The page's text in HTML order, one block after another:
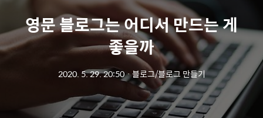
영문 블로그는 어디서 만드는 게
좋을까
2020. 5. 29. 20:50ㆍ블로그/블로그 만들기